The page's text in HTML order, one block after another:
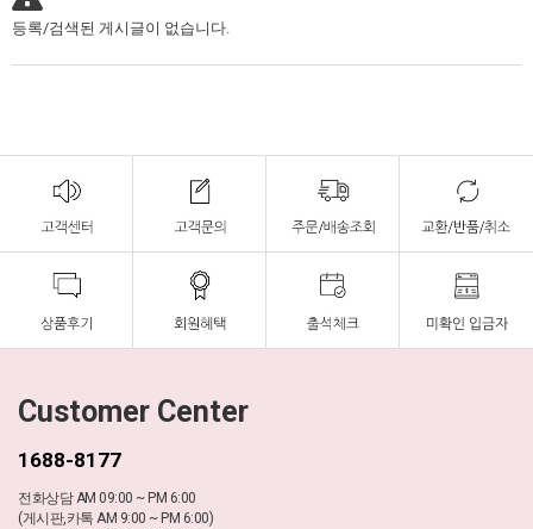
등록/검색된 게시글이 없습니다.
Customer Center
1688-8177
전화상담 AM 09:00 ~ PM 6:00
(게시판,카톡 AM 9:00 ~ PM 6:00)